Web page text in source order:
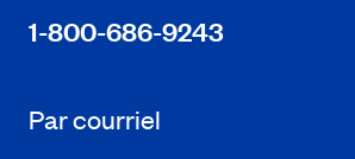
1-800-686-9243
Par courriel